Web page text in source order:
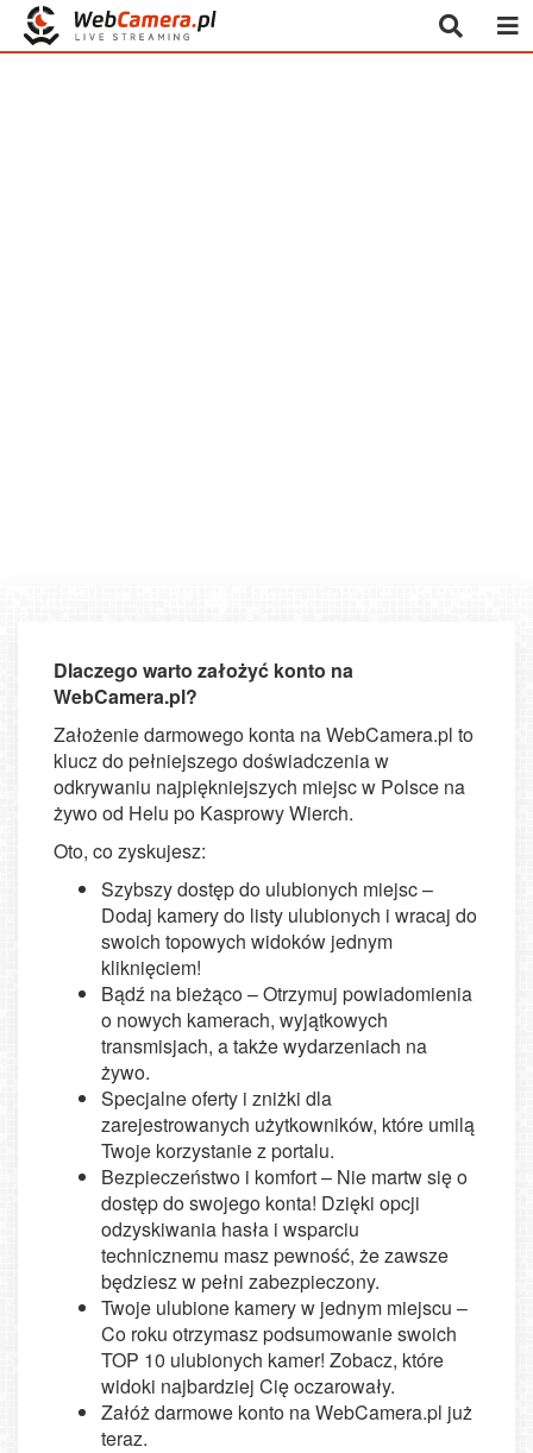
Dlaczego warto założyć konto na
WebCamera.pl?
Założenie darmowego konta na WebCamera.pl to
klucz do pełniejszego doświadczenia w
odkrywaniu najpiękniejszych miejsc w Polsce na
żywo od Helu po Kasprowy Wierch.
Oto, co zyskujesz:
Szybszy dostęp do ulubionych miejsc –
Dodaj kamery do listy ulubionych i wracaj do
swoich topowych widoków jednym
kliknięciem!
Bądź na bieżąco – Otrzymuj powiadomienia
o nowych kamerach, wyjątkowych
transmisjach, a także wydarzeniach na
żywo.
Specjalne oferty i zniżki dla
zarejestrowanych użytkowników, które umilą
Twoje korzystanie z portalu.
Bezpieczeństwo i komfort – Nie martw się o
dostęp do swojego konta! Dzięki opcji
odzyskiwania hasła i wsparciu
technicznemu masz pewność, że zawsze
będziesz w pełni zabezpieczony.
Twoje ulubione kamery w jednym miejscu –
Co roku otrzymasz podsumowanie swoich
TOP 10 ulubionych kamer! Zobacz, które
widoki najbardziej Cię oczarowały.
Załóż darmowe konto na WebCamera.pl już
teraz.